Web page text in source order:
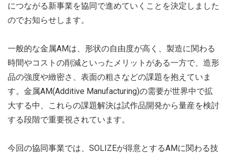
につながる新事業を協同で進めていくことを決定しました
のでお知らせします。
一般的な金属AMは、形状の自由度が高く、製造に関わる
時間やコストの削減といったメリットがある一方で、造形
品の強度や緻密さ、表面の粗さなどの課題を抱えていま
す。金属AM(Additive Manufacturing)の需要が世界中で拡
大する中、これらの課題解決は試作品開発から量産を検討
する段階で重要視されています。
今回の協同事業では、SOLIZEが得意とするAMに関わる技